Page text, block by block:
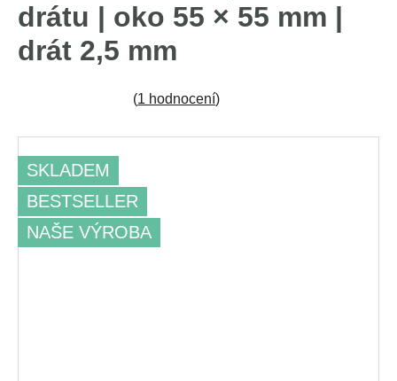
drátu | oko 55 × 55 mm |
drát 2,5 mm
(1 hodnocení)
SKLADEM
BESTSELLER
NAŠE VÝROBA